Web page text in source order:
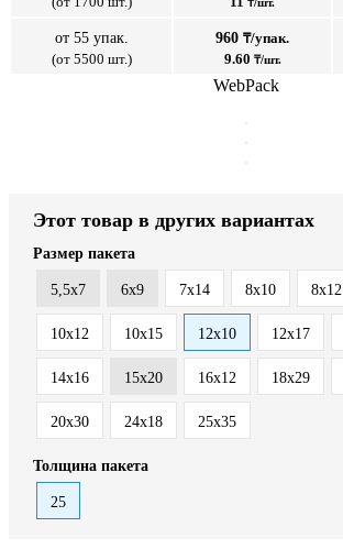
от 55 упак.
(от 5500 шт.)
960 ₸/упак.
9.60 ₸/шт.
WebPack
Этот товар в других вариантах
Размер пакета
5,5x7 6x9 7x14 8x10 8x12
10x12 10x15 12x10 12x17
14x16 15x20 16x12 18x29
20x30 24x18 25x35
Толщина пакета
25